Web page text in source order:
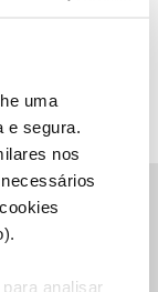
uma
segura.
nos
analisar
years ago
e ficou a